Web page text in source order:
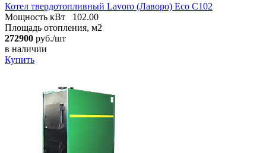
Котел твердотопливный Lavoro (Лаворо) Eco С102
Мощность кВт
102.00
Площадь отопления, м2
272900 руб./шт
в наличии
Купить